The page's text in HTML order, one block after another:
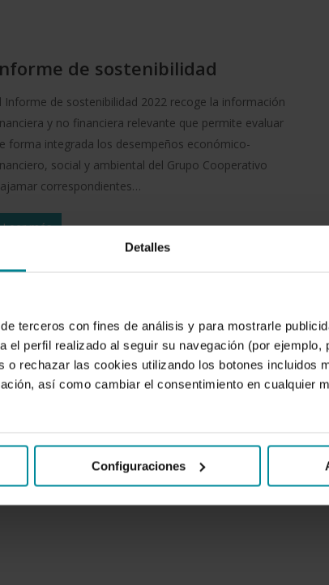
Detalles
terceros con fines de análisis y para mostrarle
el perfil realizado al seguir su navegación (por ejemplo,
o rechazar las cookies utilizando los botones incluidos
así como cambiar el consentimiento en cualquier
Configuraciones
de sostenibilidad
Informe de sostenibilidad 2022 recoge la información
y no financiera relevante que permite evaluar
forma integrada los desempeños económico-
social y ambiental del Grupo Cooperativo
correspondientes…
Leer más